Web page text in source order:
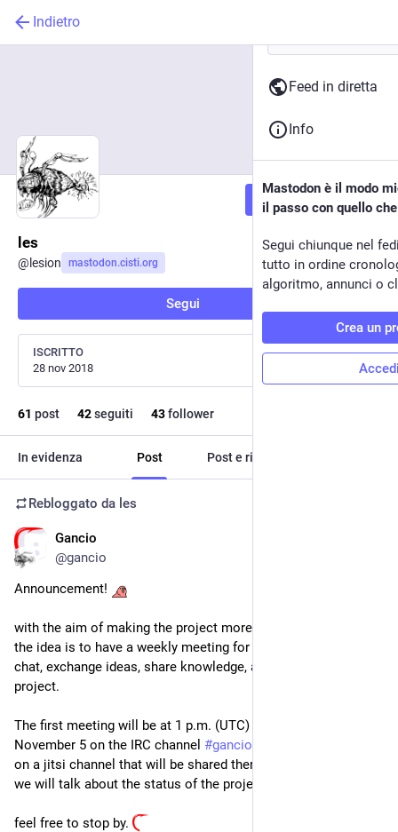
Indietro
Segui
les
@ lesion mastodon.cisti.org
Segui
ISCRITTO
28 nov 2018
61 post 42seguiti 43follower
In evidenza Post Post e risposte
Rebloggato da les
Gancio
@gancio
Announcement!
with the aim of making the project more community-based,
the idea is to have a weekly meeting for anyone who wants to
chat, exchange ideas, share knowledge, and contribute to the
project.
The first meeting will be at 1 p.m. (UTC) on Wednesday,
November 5 on the IRC channel #gancio
on a jitsi channel that will be shared there (and here).
we will talk about the status of the project and of release 2.x
feel free to stop by.
Feed in diretta
Info
Mastodon è il modo
il passo con quello
Segui chiunque nel
tutto in ordine
algoritmo, annunci o
Crea un